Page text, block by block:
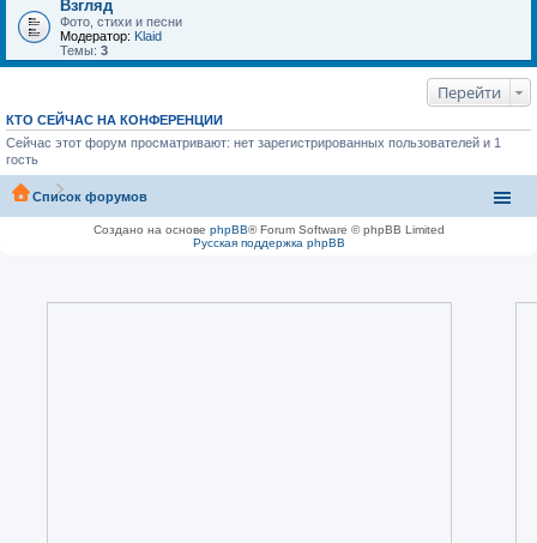
Взгляд
Фото, стихи и песни
Модератор: Klaid
Темы: 3
Перейти
КТО СЕЙЧАС НА КОНФЕРЕНЦИИ
Сейчас этот форум просматривают: нет зарегистрированных пользователей и 1
гость
Список форумов
Создано на основе phpBB® Forum Software © phpBB Limited
Русская поддержка phpBB